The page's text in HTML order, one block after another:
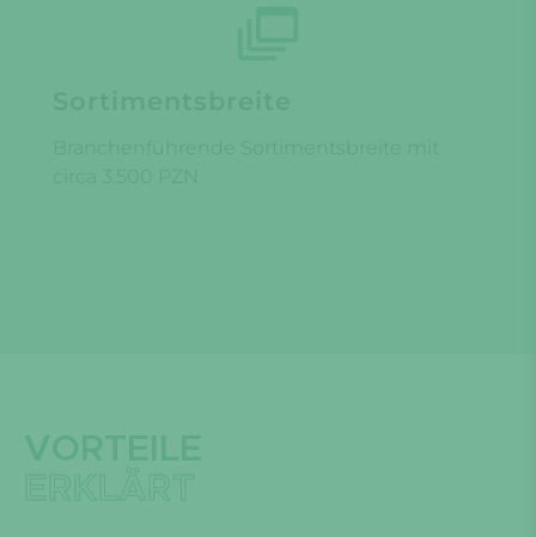
Branchenführende Sortimentsbreite mit
circa 3.500 PZN
VORTEILE
ERKLÄRT